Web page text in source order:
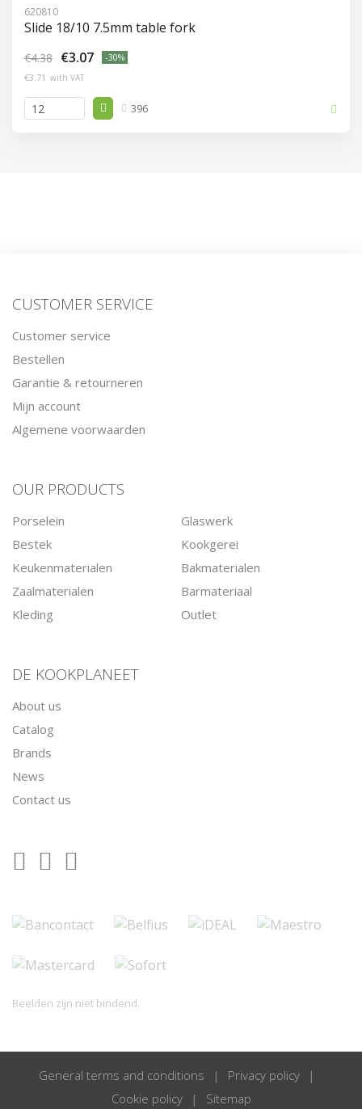
620810
Slide 18/10 7.5mm table fork
€4.38 €3.07
-30%
€3.71 with VAT
396
CUSTOMER SERVICE
Customer service
Bestellen
Garantie & retourneren
Mijn account
Algemene voorwaarden
OUR PRODUCTS
Porselein
Glaswerk
Bestek
Kookgerei
Keukenmaterialen
Bakmaterialen
Zaalmaterialen
Barmateriaal
Kleding
Outlet
DE KOOKPLANEET
About us
Catalog
Brands
News
Contact us
Beelden zijn niet bindend.
General terms and conditions
Privacy policy
Cookie policy
Sitemap